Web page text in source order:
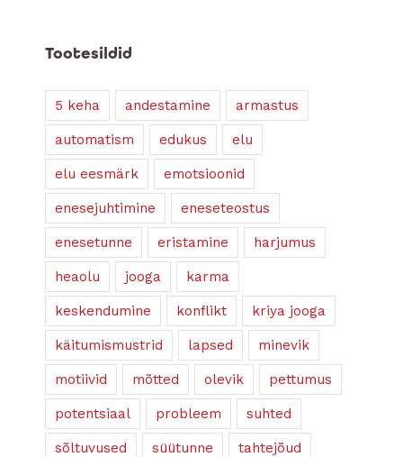
Tootesildid
5 keha andestamine armastus
automatism edukus elu
elu eesmärk emotsioonid
enesejuhtimine eneseteostus
enesetunne eristamine harjumus
heaolu jooga karma
keskendumine konflikt kriya jooga
käitumismustrid lapsed minevik
motiivid mõtted olevik pettumus
potentsiaal probleem suhted
sõltuvused süütunne tahtejõud